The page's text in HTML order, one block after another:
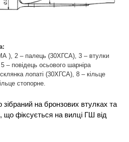
), 2 – палець (30ХГСА), 3 – втулки
– повідець осьового шарніра
лопаті (30ХГСА), 8 – кільце
стопорне.
зібраний на бронзових втулках та
що фіксується на вилці ГШ від